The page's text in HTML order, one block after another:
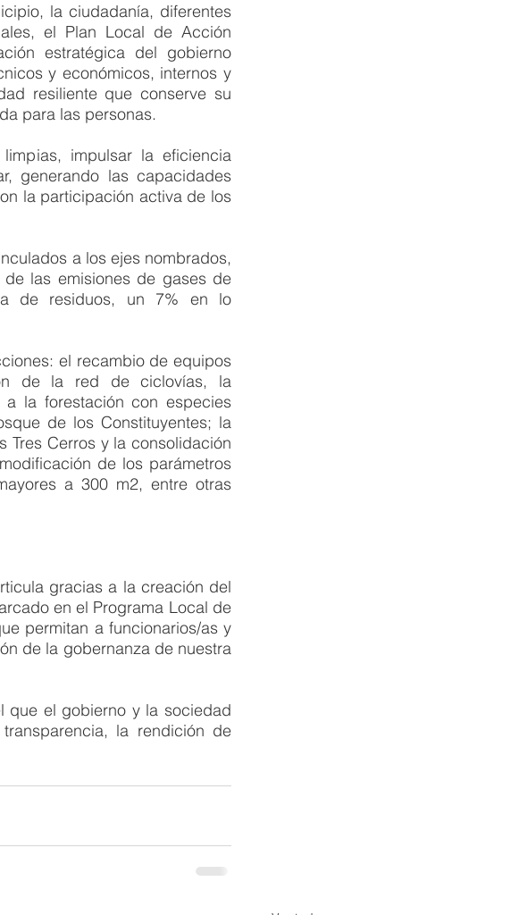
la ciudadanía, diferentes
el Plan Local de Acción
estratégica del gobierno
y económicos, internos y
resiliente que conserve su
para las personas.
impulsar la eficiencia
generando las capacidades
la participación activa de los
a los ejes nombrados,
las emisiones de gases de
de residuos, un 7% en lo
el recambio de equipos
de la red de ciclovías, la
la forestación con especies
de los Constituyentes; la
Tres Cerros y la consolidación
de los parámetros
a 300 m2, entre otras
gracias a la creación del
en el Programa Local de
permitan a funcionarios/as y
de la gobernanza de nuestra
que el gobierno y la sociedad
la rendición de